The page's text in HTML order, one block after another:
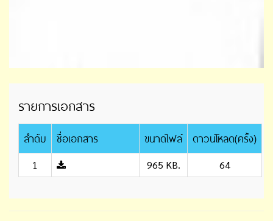
รายการเอกสาร
ลำดับ ชื่อเอกสาร ขนาดไฟล์ ดาวน์โหลด(ครั้ง)
1 965 KB. 64